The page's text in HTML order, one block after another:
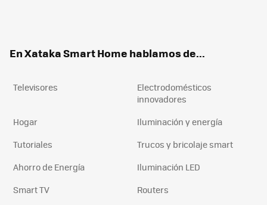
En Xataka Smart Home hablamos de...
Televisores
Electrodomésticos
innovadores
Hogar
Iluminación y energía
Tutoriales
Trucos y bricolaje smart
Ahorro de Energía
Iluminación LED
Smart TV
Routers